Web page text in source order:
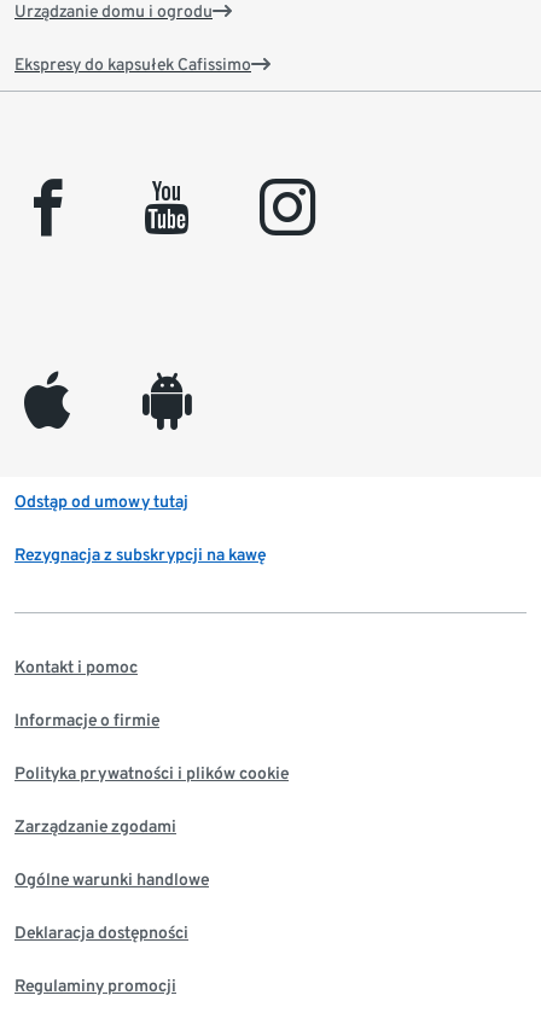
Urządzanie domu i ogrodu
Ekspresy do kapsułek Cafissimo
facebook youtube instagram
appleinc android
Odstąp od umowy tutaj
Rezygnacja z subskrypcji na kawę
Kontakt i pomoc
Informacje o firmie
Polityka prywatności i plików cookie
Zarządzanie zgodami
Ogólne warunki handlowe
Deklaracja dostępności
Regulaminy promocji